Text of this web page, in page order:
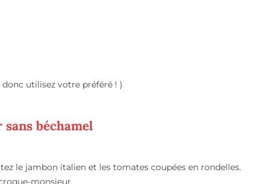
utilisez votre préféré ! )
béchamel
le jambon italien et les tomates coupées en rondelles.
monsieur.